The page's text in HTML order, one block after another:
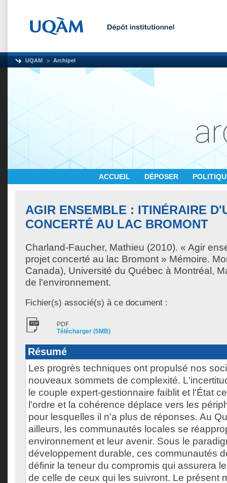
UQAM Archipel
ACCUEIL DÉPOSER
AGIR ENSEMBLE : ITINÉRAIRE
CONCERTÉ AU LAC BROMONT
Charland-Faucher, Mathieu (2010). « Agir
projet concerté au lac Bromont » Mémoire.
Canada), Université du Québec à Montréal,
de l'environnement.
Fichier(s) associé(s) à ce document :
PDF
Télécharger (5MB)
Résumé
Les progrès techniques ont propulsé nos
nouveaux sommets de complexité.
le couple expert-gestionnaire faiblit et l'État
l'ordre et la cohérence déplace vers les
pour lesquelles il n'a plus de réponses. Au
ailleurs, les communautés locales se
environnement et leur avenir. Sous le
développement durable, ces communautés
définir la teneur du compromis qui assurera
de celle de ceux qui les suivront. Le présent